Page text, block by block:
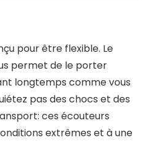
pour être flexible. Le
permet de le porter
longtemps comme vous
pas des chocs et des
ces écouteurs
extrêmes et à une